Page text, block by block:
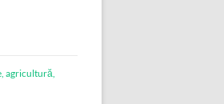
agricultură,